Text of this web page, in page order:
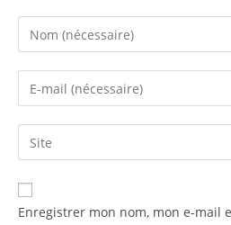
Enregistrer mon nom, mon e-mail